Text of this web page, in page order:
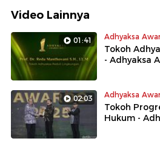
Video Lainnya
01:41 Adhyaksa
Tokoh
- Adhyaksa
02:03 Adhyaksa
Tokoh
Hukum -